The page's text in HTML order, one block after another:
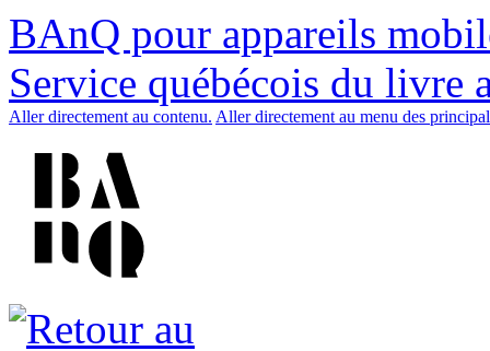
BAnQ pour appareils
Service québécois du livre
Aller directement au contenu. Aller directement au menu des